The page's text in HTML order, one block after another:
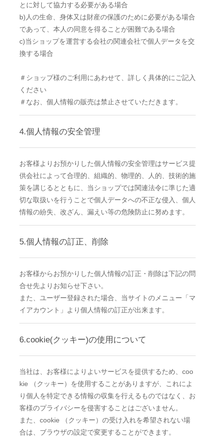
とに対して協力する必要がある場合
b)人の生命、身体又は財産の保護のために必要がある場合
であって、本人の同意を得ることが困難である場合
c)当ショップを運営する会社の関連会社で個人データを交
換する場合
＃ショップ様のご利用にあわせて、詳しく具体的にご記入
ください
＃なお、個人情報の販売は禁止させていただきます。
4.個人情報の安全管理
お客様よりお預かりした個人情報の安全管理はサービス提
供会社によって合理的、組織的、物理的、人的、技術的施
策を講じるとともに、当ショップでは関連法令に準じた適
切な取扱いを行うことで個人データへの不正な侵入、個人
情報の紛失、改ざん、漏えい等の危険防止に努めます。
5.個人情報の訂正、削除
お客様からお預かりした個人情報の訂正・削除は下記の問
合せ先よりお知らせ下さい。
また、ユーザー登録された場合、当サイトのメニュー「マ
イアカウント」より個人情報の訂正が出来ます。
6.cookie(クッキー)の使用について
当社は、お客様によりよいサービスを提供するため、coo
kie （クッキー）を使用することがありますが、これによ
り個人を特定できる情報の収集を行えるものではなく、お
客様のプライバシーを侵害することはございません。
また、cookie （クッキー）の受け入れを希望されない場
合は、ブラウザの設定で変更することができます。